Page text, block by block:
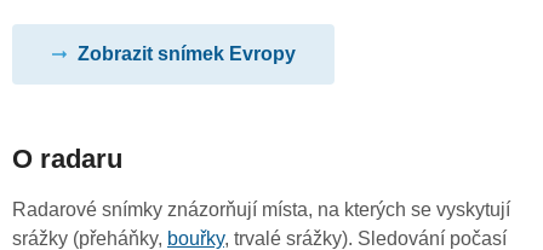
Zobrazit snímek Evropy
O radaru
Radarové snímky znázorňují místa, na kterých se vyskytují
srážky (přeháňky, bouřky, trvalé srážky). Sledování počasí